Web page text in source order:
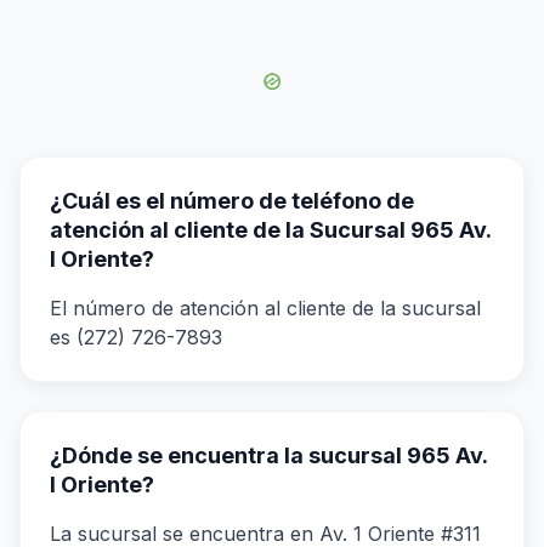
¿Cuál es el número de teléfono de
atención al cliente de la Sucursal 965 Av.
I Oriente?
El número de atención al cliente de la sucursal
es (272) 726-7893
¿Dónde se encuentra la sucursal 965 Av.
I Oriente?
La sucursal se encuentra en Av. 1 Oriente #311